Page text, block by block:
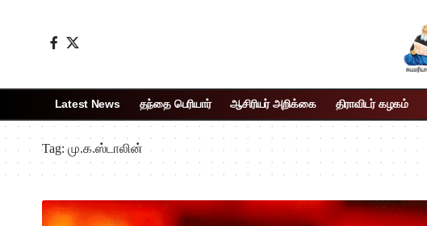
Latest News தந்தை பெரியார் ஆசிரியர் அறிக்கை திராவிடர் கழகம்
Tag:மு.க.ஸ்டாலின்